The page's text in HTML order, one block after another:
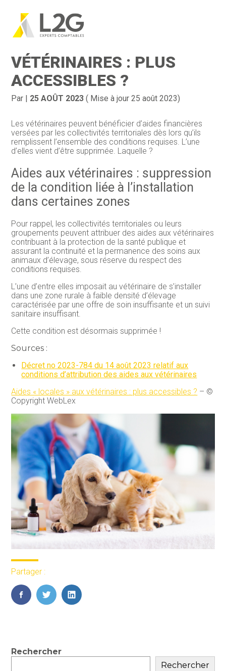
Aller
au
Création d’entreprise
Pilotage d’entreprise
Gestion
Juridique
Dématérialisation / collecte
VÉTÉRINAIRES : PLUS
ACCESSIBLES ?
Par | 25 AOÛT 2023 ( Mise à jour 25 août 2023)
Les vétérinaires peuvent bénéficier d’aides financières
versées par les collectivités territoriales dès lors qu’ils
remplissent l’ensemble des conditions requises. L’une
d’elles vient d’être supprimée. Laquelle ?
Aides aux vétérinaires : suppression
de la condition liée à l’installation
dans certaines zones
Pour rappel, les collectivités territoriales ou leurs
groupements peuvent attribuer des aides aux vétérinaires
contribuant à la protection de la santé publique et
assurant la continuité et la permanence des soins aux
animaux d’élevage, sous réserve du respect des
conditions requises.
L’une d’entre elles imposait au vétérinaire de s’installer
dans une zone rurale à faible densité d’élevage
caractérisée par une offre de soin insuffisante et un suivi
sanitaire insuffisant.
Cette condition est désormais supprimée !
Sources :
Décret no 2023-784 du 14 août 2023 relatif aux
conditions d’attribution des aides aux vétérinaires
Aides « locales » aux vétérinaires : plus accessibles ? – ©
Copyright WebLex
Partager :
FaceBook
TwitterLinkedIn
Blog
Rechercher
Rechercher